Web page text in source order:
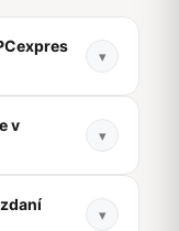
▾
kuriéra
na
v
▾
MacBooky,▾